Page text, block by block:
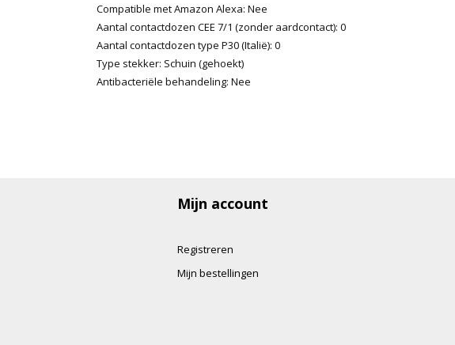
Compatible met Amazon Alexa: Nee
Aantal contactdozen CEE 7/1 (zonder aardcontact): 0
Aantal contactdozen type P30 (Italië): 0
Type stekker: Schuin (gehoekt)
Antibacteriële behandeling: Nee
Mijn account
Registreren
Mijn bestellingen